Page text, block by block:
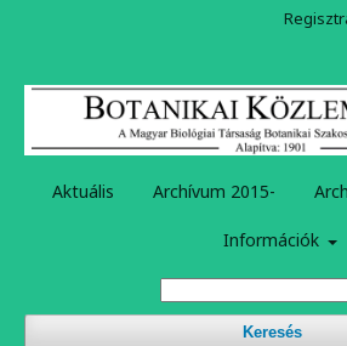
Aktuális Archívum 2015-
Információk
Keresés